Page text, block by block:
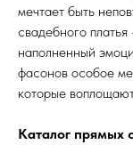
мечтает быть
свадебного
наполненный
фасонов особое
которые
Каталог прямых